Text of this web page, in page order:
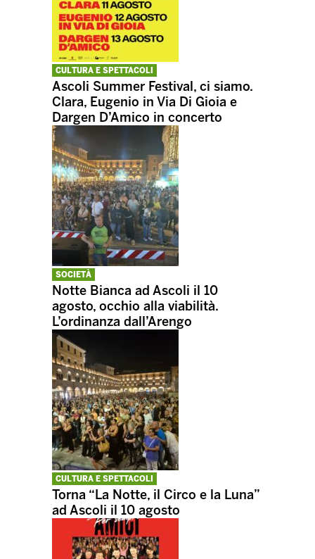
CULTURA E SPETTACOLI
Ascoli Summer Festival, ci siamo.
Clara, Eugenio in Via Di Gioia e
Dargen D’Amico in concerto
SOCIETÀ
Notte Bianca ad Ascoli il 10
agosto, occhio alla viabilità.
L’ordinanza dall’Arengo
CULTURA E SPETTACOLI
Torna “La Notte, il Circo e la Luna”
ad Ascoli il 10 agosto